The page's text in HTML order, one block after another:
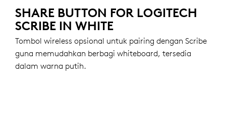
LOGITECH
SCRIBE
SHARE BUTTON FOR LOGITECH
SCRIBE IN WHITE
Tombol wireless opsional untuk pairing dengan Scribe
guna memudahkan berbagi whiteboard, tersedia
dalam warna putih.